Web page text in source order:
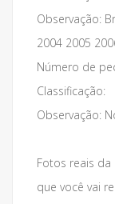
Observação:
2004 2005
Número de
Classificação:
Observação:
Fotos reais
que você vai